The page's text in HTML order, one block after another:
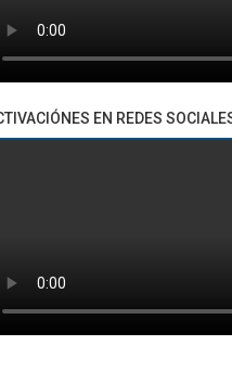
EN REDES